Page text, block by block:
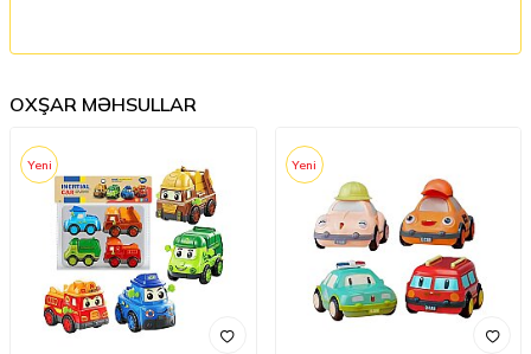
OXŞAR MƏHSULLAR
Yeni Yeni